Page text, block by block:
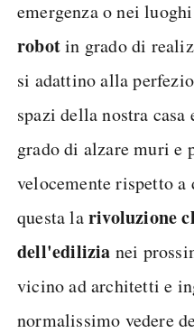
emergenza o nei
robotin grado di
si adattino alla
spazi della nostra
grado di alzare muri e
velocemente rispetto
questa larivoluzione
dell'edilizia nei
vicino ad architetti e
normalissimo vedere